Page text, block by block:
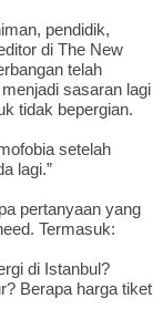
pendidik,
di The New
telah
sasaran lagi
tidak bepergian.
setelah
lagi.”
pertanyaan yang
Termasuk:
di Istanbul?
Berapa harga tiket